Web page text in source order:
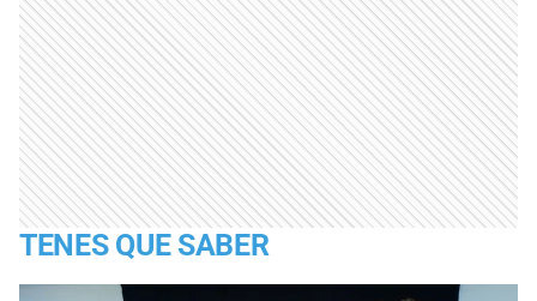
TENES QUE SABER